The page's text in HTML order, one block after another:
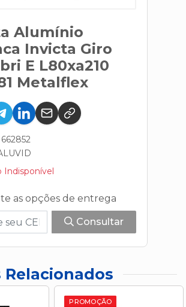
Alumínio
Invicta Giro
E L80xa210
Metalflex
Indisponível
as opções de entrega
Consultar
PROMOÇÃO